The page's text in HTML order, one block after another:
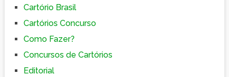
Cartório Brasil
Cartórios Concurso
Como Fazer?
Concursos de Cartórios
Editorial